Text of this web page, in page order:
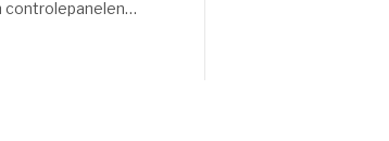
controlepanelen…